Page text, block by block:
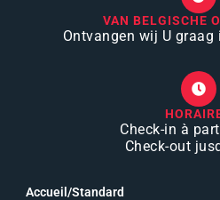
VAN BELGISCHE
Ontvangen wij U graag
Check-in à
Check-out
Accueil/Standard